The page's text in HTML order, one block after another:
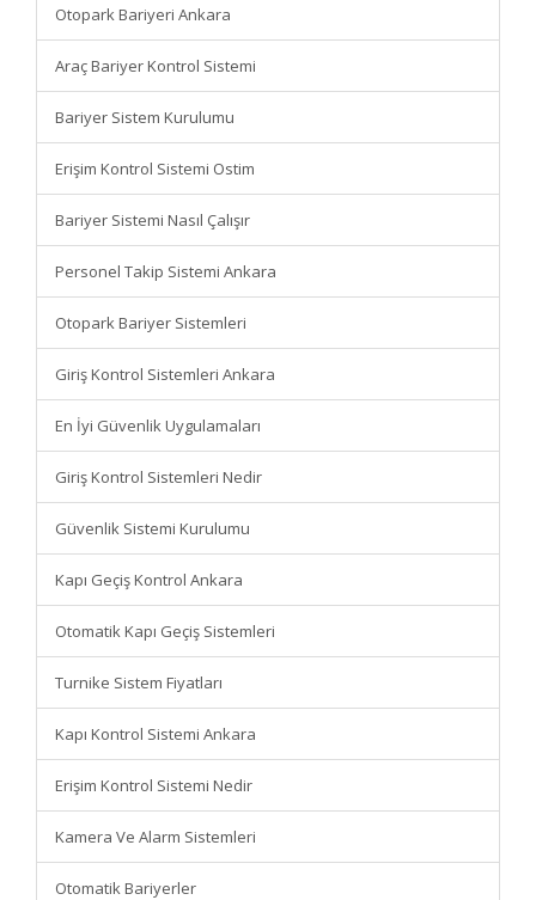
Otopark Bariyeri Ankara
Araç Bariyer Kontrol Sistemi
Bariyer Sistem Kurulumu
Erişim Kontrol Sistemi Ostim
Bariyer Sistemi Nasıl Çalışır
Personel Takip Sistemi Ankara
Otopark Bariyer Sistemleri
Giriş Kontrol Sistemleri Ankara
En İyi Güvenlik Uygulamaları
Giriş Kontrol Sistemleri Nedir
Güvenlik Sistemi Kurulumu
Kapı Geçiş Kontrol Ankara
Otomatik Kapı Geçiş Sistemleri
Turnike Sistem Fiyatları
Kapı Kontrol Sistemi Ankara
Erişim Kontrol Sistemi Nedir
Kamera Ve Alarm Sistemleri
Otomatik Bariyerler